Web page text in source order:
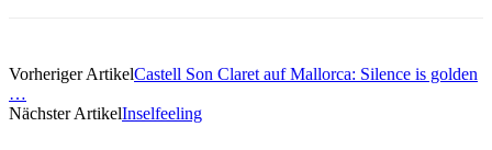
Vorheriger ArtikelCastell Son Claret auf Mallorca: Silence is golden
…
Nächster ArtikelInselfeeling